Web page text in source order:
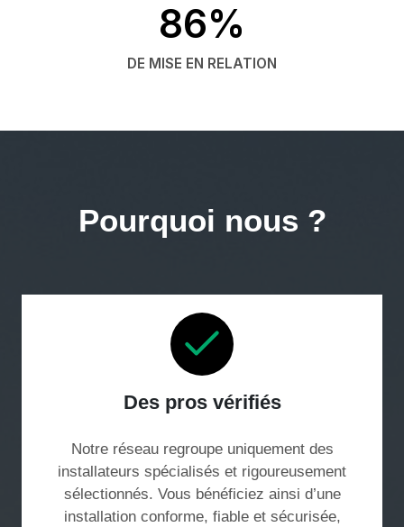
86%
DE MISE EN RELATION
Pourquoi nous ?
Des pros vérifiés
Notre réseau regroupe uniquement des
installateurs spécialisés et rigoureusement
sélectionnés. Vous bénéficiez ainsi d’une
installation conforme, fiable et sécurisée,